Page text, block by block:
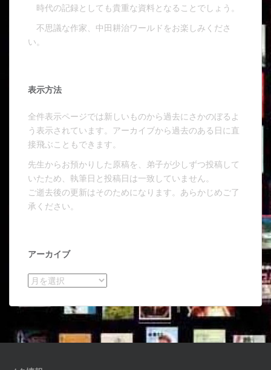
時代の記録としても貴重な資料となることでしょう。
不思議な作家、中田耕治ワールドをお楽しみくださ
い。
表示方法
全件表示ページでは新しいものから過去にさかのぼるよ
う表示されています。アーカイブから過去のある日に直
接飛ぶこともできます。
先生からお預かりした原稿を、弟子が少しずつ投稿して
いたため、執筆日と投稿日は一致していません。
ご逝去後の更新はそのためになります。あらかじめご了
承ください。
アーカイブ
アーカイブ